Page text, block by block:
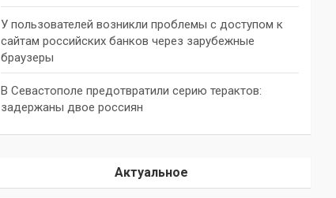
У пользователей возникли проблемы с доступом к
сайтам российских банков через зарубежные
браузеры
В Севастополе предотвратили серию терактов:
задержаны двое россиян
Актуальное